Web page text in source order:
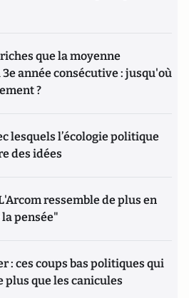
que la moyenne
année consécutive : jusqu'où
?
lesquels l’écologie politique
des idées
ressemble de plus en
pensée"
: ces coups bas politiques qui
plus que les canicules